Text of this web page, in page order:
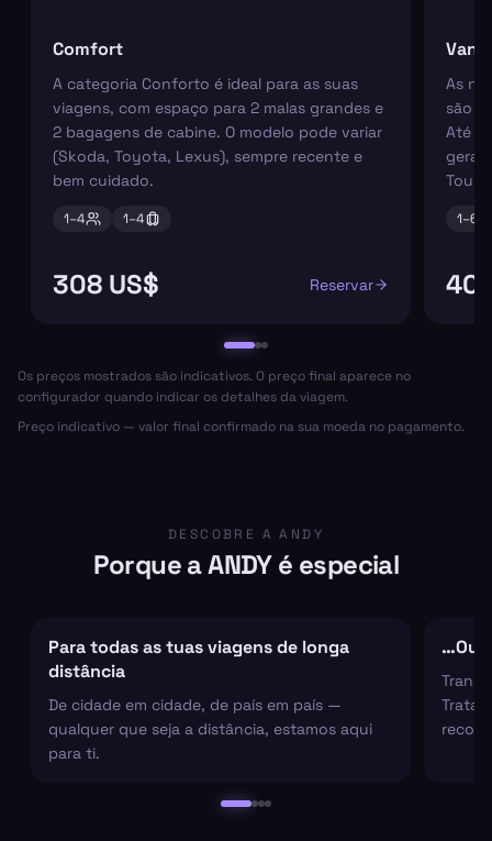
Comfort
A categoria Conforto é ideal para as suas
viagens, com espaço para 2 malas grandes e
2 bagagens de cabine. O modelo pode variar
(Skoda, Toyota, Lexus), sempre recente e
bem cuidado.
1–4 1–4
308 US$ Reservar
Van
As
são
Até 6
1–6
Os preços mostrados são indicativos. O preço final aparece no
configurador quando indicar os detalhes da viagem.
Preço indicativo — valor final confirmado na sua moeda no pagamento.
DESCOBRE A ANDY
Porque a ANDY é especial
Para todas as tuas viagens de longa
distância
De cidade em cidade, de país em país —
qualquer que seja a distância, estamos aqui
para ti.
…Ou